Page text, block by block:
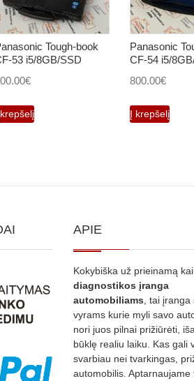
Tough-book
53 i5/8GB/SSD
€
Panasonic
CF-54 i5/
800.00€
Į krepšelį
APIE
Kokybiška už prieinamą
diagnostikos įranga
automobiliams , tai
vyrams kurie myli savo
nori juos pilnai prižiūrėti,
būklę realiu laiku. Kas gali
svarbiau nei tvarkingas,
automobilis. Aptarnaujame